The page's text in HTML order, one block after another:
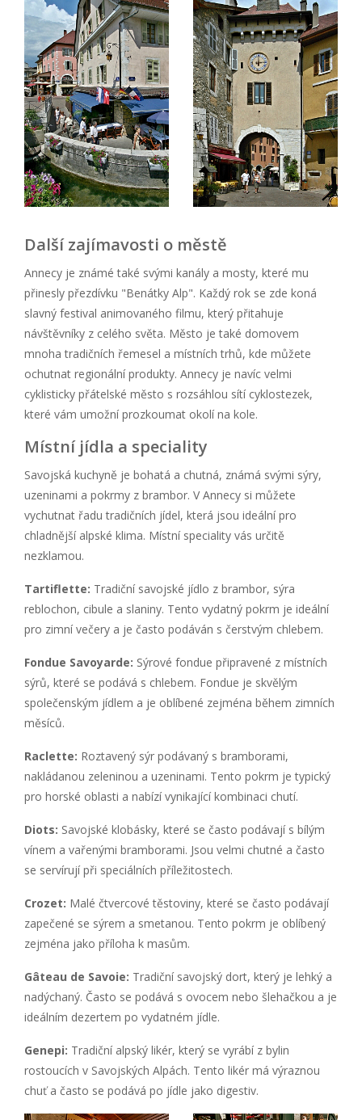
Další zajímavosti o městě
Annecy je známé také svými kanály a mosty, které mu
přinesly přezdívku "Benátky Alp". Každý rok se zde koná
slavný festival animovaného filmu, který přitahuje
návštěvníky z celého světa. Město je také domovem
mnoha tradičních řemesel a místních trhů, kde můžete
ochutnat regionální produkty. Annecy je navíc velmi
cyklisticky přátelské město s rozsáhlou sítí cyklostezek,
které vám umožní prozkoumat okolí na kole.
Místní jídla a speciality
Savojská kuchyně je bohatá a chutná, známá svými sýry,
uzeninami a pokrmy z brambor. V Annecy si můžete
vychutnat řadu tradičních jídel, která jsou ideální pro
chladnější alpské klima. Místní speciality vás určitě
nezklamou.
Tartiflette: Tradiční savojské jídlo z brambor, sýra
reblochon, cibule a slaniny. Tento vydatný pokrm je ideální
pro zimní večery a je často podáván s čerstvým chlebem.
Fondue Savoyarde: Sýrové fondue připravené z místních
sýrů, které se podává s chlebem. Fondue je skvělým
společenským jídlem a je oblíbené zejména během zimních
měsíců.
Raclette: Roztavený sýr podávaný s bramborami,
nakládanou zeleninou a uzeninami. Tento pokrm je typický
pro horské oblasti a nabízí vynikající kombinaci chutí.
Diots: Savojské klobásky, které se často podávají s bílým
vínem a vařenými bramborami. Jsou velmi chutné a často
se servírují při speciálních příležitostech.
Crozet: Malé čtvercové těstoviny, které se často podávají
zapečené se sýrem a smetanou. Tento pokrm je oblíbený
zejména jako příloha k masům.
Gâteau de Savoie: Tradiční savojský dort, který je lehký a
nadýchaný. Často se podává s ovocem nebo šlehačkou a je
ideálním dezertem po vydatném jídle.
Genepi: Tradiční alpský likér, který se vyrábí z bylin
rostoucích v Savojských Alpách. Tento likér má výraznou
chuť a často se podává po jídle jako digestiv.